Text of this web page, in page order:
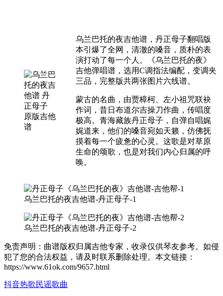
乌兰巴托的夜吉他谱，丹正母子翻唱版
本引爆了全网，清澈的嗓音，质朴的表
演打动了每一个人。《乌兰巴托的夜》
吉他弹唱谱，选用C调指法编配，变调夹
三品，完整版共两张图片六线谱。
蒙古的名曲，由贾樟柯、左小祖咒联袂
作词，昔日布道尔吉操刀作曲，传唱度
极高。青海藏族丹正母子，自弹自唱娓
娓道来，他们的嗓音宛如天籁，仿佛抚
摸着每一个疲惫的心灵。这歌是对草原
生命的颂歌，也是对我们内心归属的呼
唤。
乌兰巴托的夜吉他谱-丹正母子-1
乌兰巴托的夜吉他谱-丹正母子-2
免责声明：曲谱版权归属吉他专家，收录仅供琴友参考。如侵
犯了您的合法权益，请及时联系删除处理。本文链接：
https://www.61ok.com/9657.html
抖音热歌民谣歌曲